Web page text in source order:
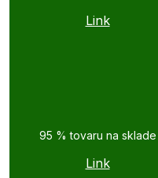
Link
95 % tovaru na sklade
Link